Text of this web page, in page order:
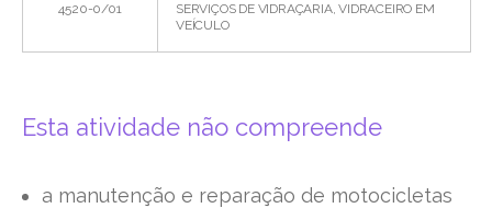
4520-0/01
SERVIÇOS DE VIDRAÇARIA, VIDRACEIRO EM
VEÍCULO
Esta atividade não compreende
a manutenção e reparação de motocicletas